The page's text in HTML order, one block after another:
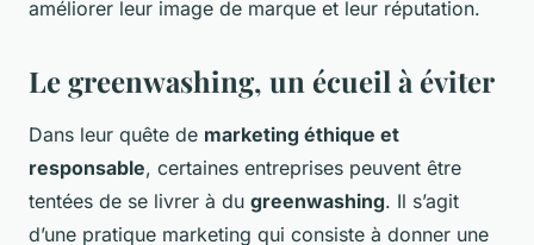
améliorer leur image de marque et leur réputation.
Le greenwashing, un écueil à éviter
Dans leur quête de marketing éthique et
responsable, certaines entreprises peuvent être
tentées de se livrer à du greenwashing. Il s’agit
d’une pratique marketing qui consiste à donner une